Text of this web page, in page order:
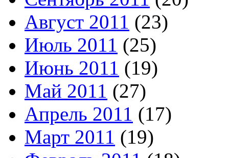
Август 2011 (23)
Июль 2011 (25)
Июнь 2011 (19)
Май 2011 (27)
Апрель 2011 (17)
Март 2011 (19)